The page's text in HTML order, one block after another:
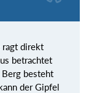
ragt direkt
betrachtet
besteht
der Gipfel